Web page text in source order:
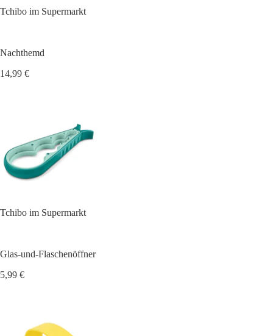
Tchibo im Supermarkt
Nachthemd
14,99 €
Tchibo im Supermarkt
Glas-und-Flaschenöffner
5,99 €